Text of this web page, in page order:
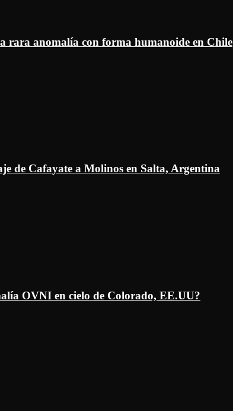
rara anomalía con forma humanoide en Chile
de Cafayate a Molinos en Salta, Argentina
OVNI en cielo de Colorado, EE.UU?